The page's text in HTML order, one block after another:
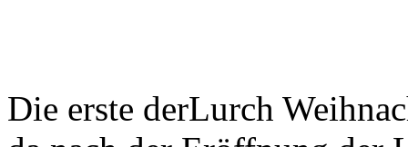
Die erste derLurch